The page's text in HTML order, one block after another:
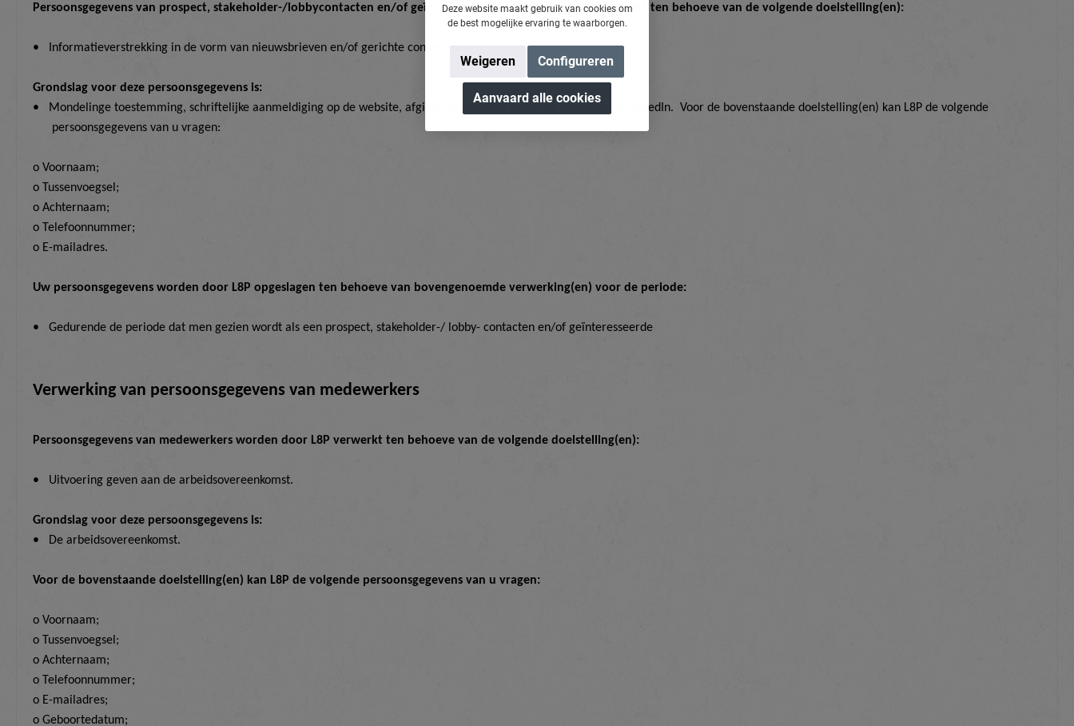
Persoonsgegevens van prospect, stakeholder-/lobbycontacten en/of geïnteresseerde worden door L8P verwerkt ten behoeve van de volgende doelstelling(en):
• Informatieverstrekking in de vorm van nieuwsbrieven en/of gerichte contacten.
Grondslag voor deze persoonsgegevens is:
•
Mondelinge toestemming, schriftelijke aanmeldiging op de website, afgifte visitekaartje en/of via koppeling op LinkedIn. Voor de bovenstaande doelstelling(en) kan L8P de volgende
persoonsgegevens van u vragen:
o Voornaam;
o Tussenvoegsel;
o Achternaam;
o Telefoonnummer;
o E-mailadres.
Uw persoonsgegevens worden door L8P opgeslagen ten behoeve van bovengenoemde verwerking(en) voor de periode:
• Gedurende de periode dat men gezien wordt als een prospect, stakeholder-/ obby- contacten en/of geïnteresseerde
Verwerking van persoonsgegevens van medewerkers
Persoonsgegevens van medewerkers worden door L8P verwerkt ten behoeve van de volgende doelstelling(en):
• Uitvoering geven aan de arbeidsovereenkomst.
Grondslag voor deze persoonsgegevens is:
•
De arbeidsovereenkomst.
Voor de bovenstaande doelstelling(en) kan L8P de volgende persoonsgegevens van u vragen:
o Voornaam;
o Tussenvoegsel;
o Achternaam;
o Telefoonnummer;
o E-mailadres;
o Geboortedatum;
Deze website maakt gebruik van cookies om
de best mogelijke ervaring te waarborgen.
Weigeren Configureren
Aanvaard alle cookies